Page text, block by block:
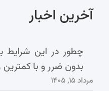
آخرین اخبار
چطور در این شرایط
بدون ضرر و با
مرداد ۱۵, ۱۴۰۵